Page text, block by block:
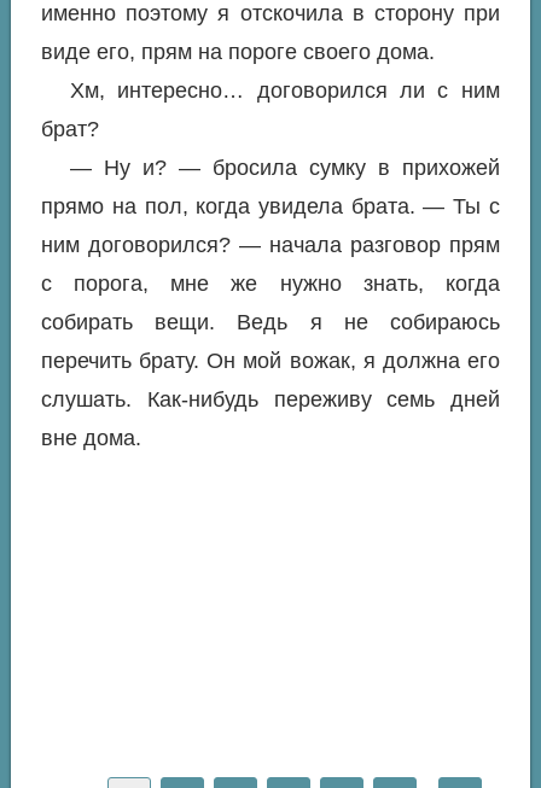
именно поэтому я отскочила в сторону при
виде его, прям на пороге своего дома.
Хм, интересно… договорился ли с ним
брат?
— Ну и? — бросила сумку в прихожей
прямо на пол, когда увидела брата. — Ты с
ним договорился? — начала разговор прям
с порога, мне же нужно знать, когда
собирать вещи. Ведь я не собираюсь
перечить брату. Он мой вожак, я должна его
слушать. Как-нибудь переживу семь дней
вне дома.